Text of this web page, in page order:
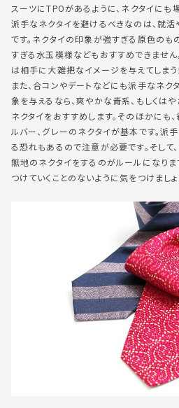
スーツにTPOがあるように、ネクタイにも
派手なネクタイを避けるべきなのは、就活
です。ネクタイの印象が強すぎる原色のも
すぎる水玉模様などもおすすめできません
は相手に大雑把なイメージを与えてしまう
また、合コンやデートなどにも派手なネク
象を与えるなら、爽やかな青系、もしくは
ネクタイをおすすめします。そのほかにも
ルバー、グレーのネクタイが基本です。派
る恐れもあるので注意が必要です。そして
無地のネクタイをするのがルールになりま
つけていくことのないように気をつけましょ